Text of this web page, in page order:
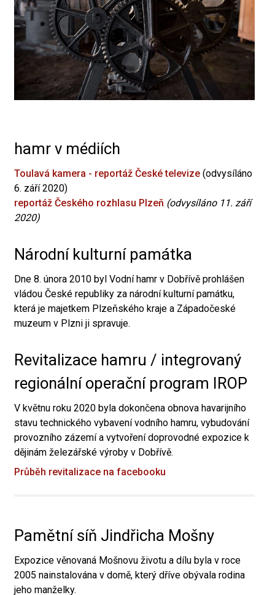
hamr v médiích
Toulavá kamera - reportáž České televize (odvysíláno
6. září 2020)
reportáž Českého rozhlasu Plzeň (odvysíláno 11. září
2020)
Národní kulturní památka
Dne 8. února 2010 byl Vodní hamr v Dobřívě prohlášen
vládou České republiky za národní kulturní památku,
která je majetkem Plzeňského kraje a Západočeské
muzeum v Plzni ji spravuje.
Revitalizace hamru / integrovaný
regionální operační program IROP
V květnu roku 2020 byla dokončena obnova havarijního
stavu technického vybavení vodního hamru, vybudování
provozního zázemí a vytvoření doprovodné expozice k
dějinám železářské výroby v Dobřívě.
Průběh revitalizace na facebooku
Pamětní síň Jindřicha Mošny
Expozice věnovaná Mošnovu životu a dílu byla v roce
2005 nainstalována v domě, který dříve obývala rodina
jeho manželky.